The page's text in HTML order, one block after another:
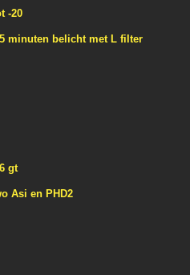
-20
minuten belicht met L filter
gt
Asi en PHD2